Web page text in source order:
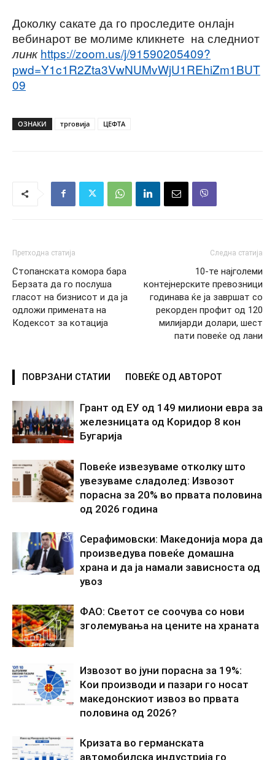
Доколку сакате да го проследите онлајн
вебинарот ве молиме кликнете на следниот
линк https://zoom.us/j/91590205409?
pwd=Y1c1R2Zta3VwNUMvWjU1REhiZm1BUT
09
ОЗНАКИ трговија ЦЕФТА
Претходна статија
Стопанската комора бара
Берзата да го послуша
гласот на бизнисот и да ја
одложи примената на
Кодексот за котација
Следна статија
10-те најголеми
контејнерските превозници
годинава ќе ја завршат со
рекорден профит од 120
милијарди долари, шест
пати повеќе од лани
ПОВРЗАНИ СТАТИИ ПОВЕЌЕ ОД АВТОРОТ
Грант од ЕУ од 149 милиони евра за
железницата од Коридор 8 кон
Бугарија
Повеќе извезуваме отколку што
увезуваме сладолед: Извозот
порасна за 20% во првата половина
од 2026 година
Серафимовски: Македонија мора да
произведува повеќе домашна
храна и да ја намали зависноста од
увоз
ФАО: Светот се соочува со нови
зголемувања на цените на храната
Извозот во јуни порасна за 19%:
Кои производи и пазари го носат
македонскиот извоз во првата
половина од 2026?
Кризата во германската
автомобилска индустрија го